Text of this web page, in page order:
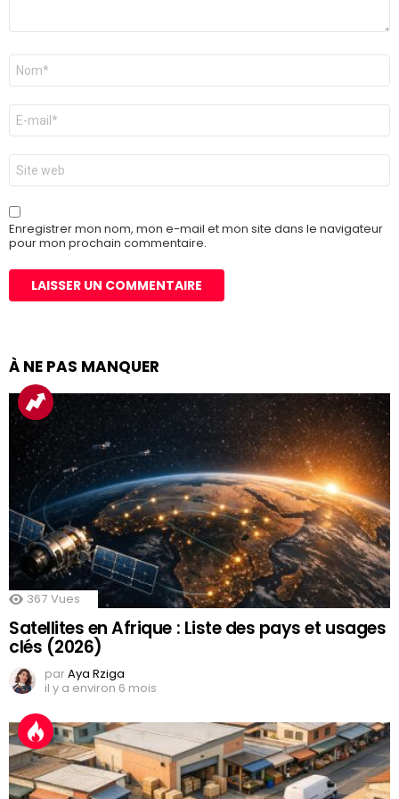
Nom
E-
mail
*
Site
web
Enregistrer mon nom, mon e-mail et mon site dans le navigateur
pour mon prochain commentaire.
À NE PAS MANQUER
367 Vues
Satellites en Afrique : Liste des pays et usages
clés (2026)
parAya Rziga
il y a environ 6 mois